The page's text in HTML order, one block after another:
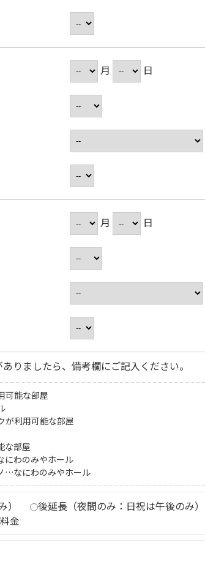
月 日
月 日
りましたら、備考欄にご記入ください。
可能な部屋
利用可能な部屋
な部屋
にわのみやホール
…なにわのみやホール
後延長（夜間のみ：日祝は午後のみ）
金